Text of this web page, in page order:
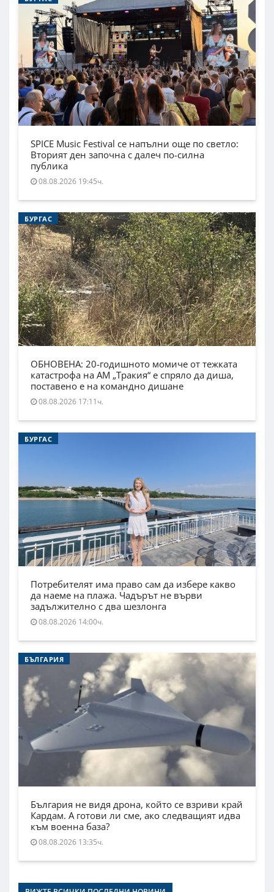
SPICE Music Festival се напълни още по светло:
Вторият ден започна с далеч по-силна
публика
08.08.2026 19:45ч.
БУРГАС
ОБНОВЕНА: 20-годишното момиче от тежката
катастрофа на АМ „Тракия“ е спряло да диша,
поставено е на командно дишане
08.08.2026 17:11ч.
БУРГАС
Потребителят има право сам да избере какво
да наеме на плажа. Чадърът не върви
задължително с два шезлонга
08.08.2026 14:00ч.
БЪЛГАРИЯ
България не видя дрона, който се взриви край
Кардам. А готови ли сме, ако следващият идва
към военна база?
08.08.2026 13:35ч.